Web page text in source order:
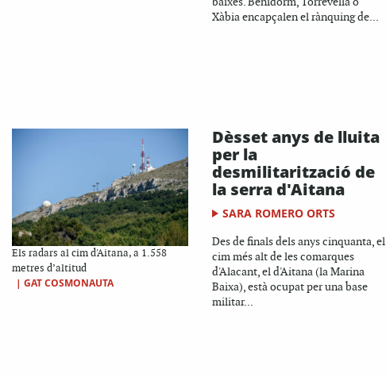
Xàbia encapçalen el rànquing de...
Els radars al cim d'Aitana, a 1.558
metres d’altitud
| GAT COSMONAUTA
Dèsset anys de lluita
per la
desmilitarització de
la serra d'Aitana
SARA ROMERO ORTS
Des de finals dels anys cinquanta, el
cim més alt de les comarques
d'Alacant, el d'Aitana (la Marina
Baixa), està ocupat per una base
militar...